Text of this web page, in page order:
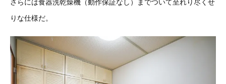
さらには食器洗乾燥機（動作保証なし）までついて至れり尽くせ
りな仕様だ。